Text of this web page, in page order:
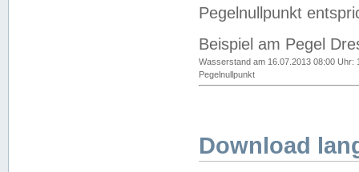
Pegelnullpunkt
Beispiel am Pegel
Wasserstand am 16.07.2013 08:00 Uhr:
Pegelnullpunkt
Download